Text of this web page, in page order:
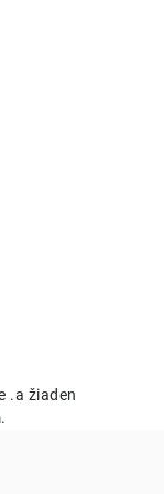
.a žiaden